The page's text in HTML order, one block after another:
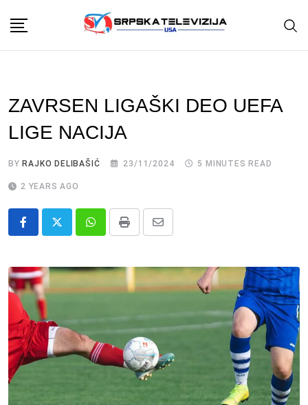
ZAVRSEN LIGAŠKI DEO UEFA
LIGE NACIJA
BY RAJKO DELIBAŠIĆ 23/11/2024 5 MINUTES READ
2 YEARS AGO
Whatsapp
Print
Share
Email